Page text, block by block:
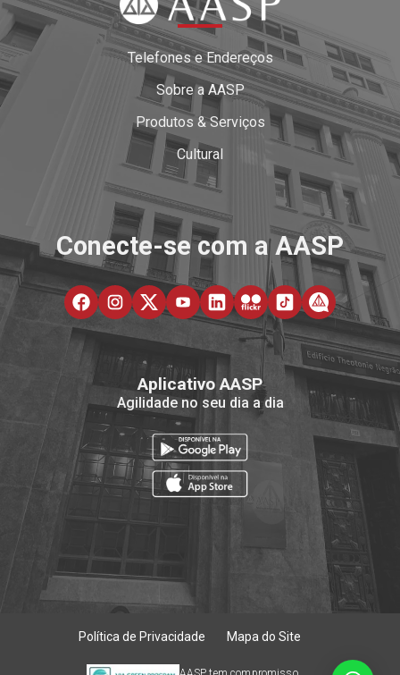
Telefones e Endereços
Sobre a AASP
Produtos & Serviços
Cultural
Conecte-se com a AASP
Aplicativo AASP
Agilidade no seu dia a dia
Política de Privacidade Mapa do Site